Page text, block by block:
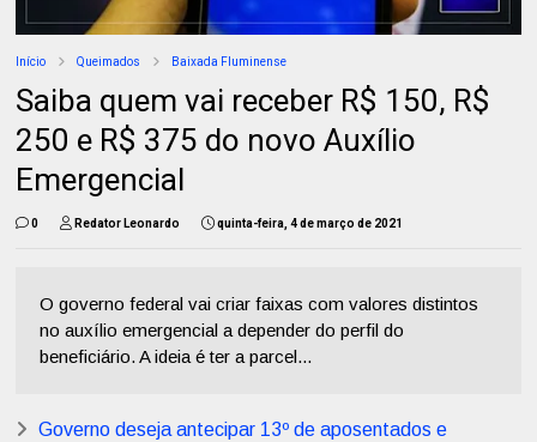
Início Queimados Baixada Fluminense
Saiba quem vai receber R$ 150, R$
250 e R$ 375 do novo Auxílio
Emergencial
0 Redator Leonardo quinta-feira, 4 de março de 2021
O governo federal vai criar faixas com valores distintos
no auxílio emergencial a depender do perfil do
beneficiário. A ideia é ter a parcel...
Governo deseja antecipar 13º de aposentados e